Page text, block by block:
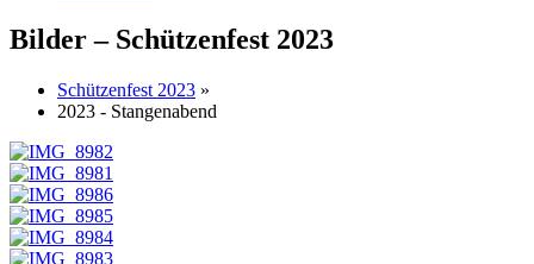
Bilder – Schützenfest 2023
Schützenfest 2023 »
2023 - Stangenabend